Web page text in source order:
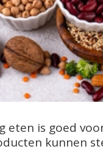
eten is goed
kunnen